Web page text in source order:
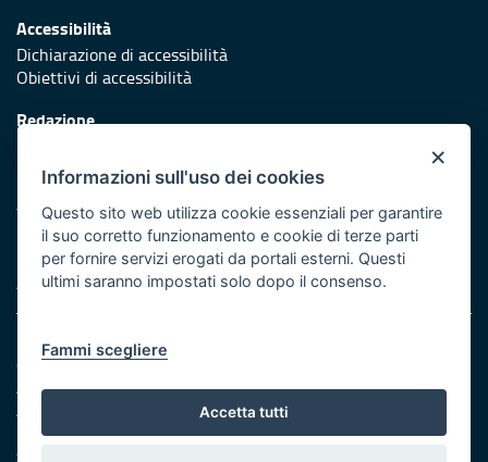
Accessibilità
Dichiarazione di accessibilità
Obiettivi di accessibilità
Redazione
Protezione civile
Vai al sito di Protezione Civile Puglia
Iniziativa finanziata con risorse del POR Puglia 2014/2020 -
Asse XI
Note legali
Cookie e privacy
Amministrazione trasparente
Atti di notifica
Feed RSS
Servizi intranet
×
Informazioni sull'uso dei cookies
Questo sito web utilizza cookie essenziali per garantire
il suo corretto funzionamento e cookie di terze parti
per fornire servizi erogati da portali esterni. Questi
ultimi saranno impostati solo dopo il consenso.
Fammi scegliere
Accetta tutti